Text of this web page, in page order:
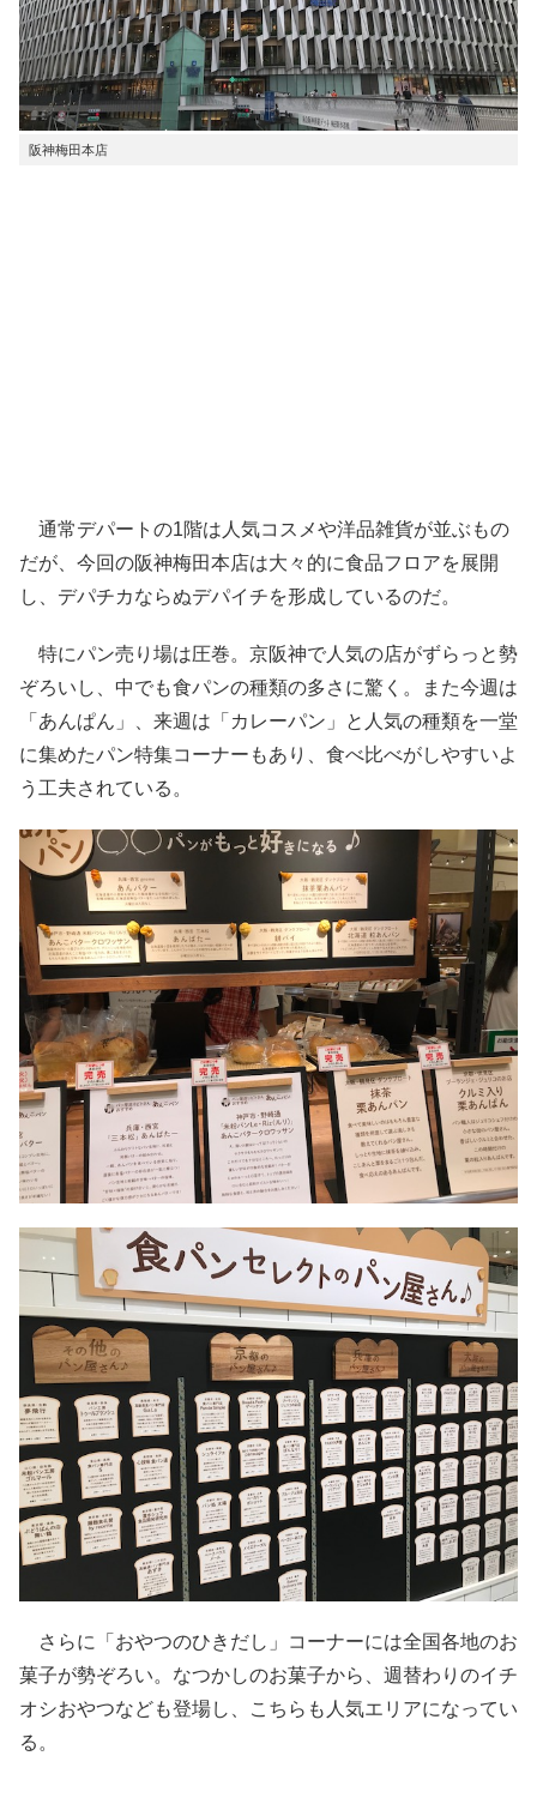
阪神梅田本店
通常デパートの1階は人気コスメや洋品雑貨が並ぶもの
だが、今回の阪神梅田本店は大々的に食品フロアを展開
し、デパチカならぬデパイチを形成しているのだ。
特にパン売り場は圧巻。京阪神で人気の店がずらっと勢
ぞろいし、中でも食パンの種類の多さに驚く。また今週は
「あんぱん」、来週は「カレーパン」と人気の種類を一堂
に集めたパン特集コーナーもあり、食べ比べがしやすいよ
う工夫されている。
さらに「おやつのひきだし」コーナーには全国各地のお
菓子が勢ぞろい。なつかしのお菓子から、週替わりのイチ
オシおやつなども登場し、こちらも人気エリアになってい
る。